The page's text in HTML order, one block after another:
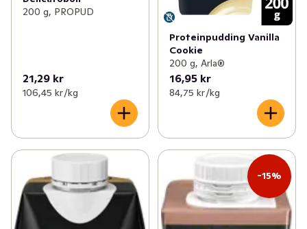
200 g, PROPUD
21,29 kr
106,45 kr /kg
Proteinpudding Vanilla
Cookie
200 g, Arla®
16,95 kr
84,75 kr /kg
-15%